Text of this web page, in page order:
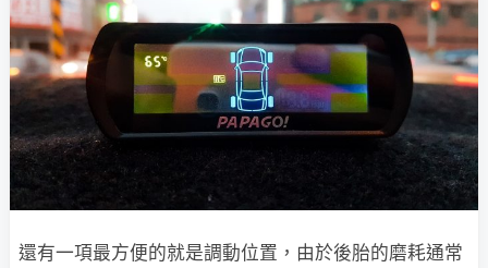
還有一項最方便的就是調動位置，由於後胎的磨耗通常